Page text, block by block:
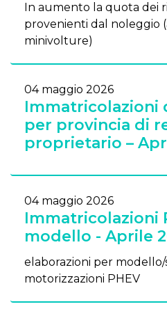
In aumento la quota dei
provenienti dal noleggio
minivolture)
04 maggio 2026
Immatricolazioni
per provincia di
proprietario –
04 maggio 2026
Immatricolazioni
modello - Aprile
elaborazioni per
motorizzazioni PHEV